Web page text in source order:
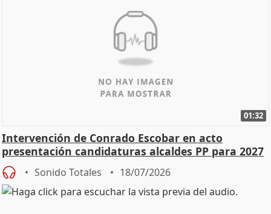
01:32
Intervención de Conrado Escobar en acto
presentación candidaturas alcaldes PP para 2027
Sonido Totales 18/07/2026